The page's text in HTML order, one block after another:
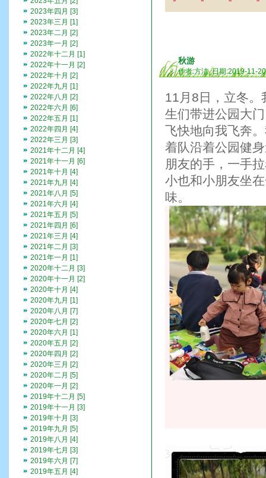
秋游
作者:方洁 日期:2019-11-20
11月8日，立冬。
生们带进公园大
飞快地向我飞奔
着队沿着公园健
朋友的手，一手
小也和小朋友坐
味。
2023年四月 [3]
2023年三月 [1]
2023年二月 [2]
2023年一月 [2]
2022年十二月 [1]
2022年十一月 [2]
2022年十月 [2]
2022年九月 [1]
2022年八月 [2]
2022年六月 [6]
2022年五月 [1]
2022年四月 [4]
2022年三月 [3]
2021年十二月 [4]
2021年十一月 [6]
2021年十月 [4]
2021年九月 [4]
2021年八月 [5]
2021年六月 [4]
2021年五月 [5]
2021年四月 [6]
2021年三月 [4]
2021年二月 [3]
2021年一月 [1]
2020年十二月 [3]
2020年十一月 [2]
2020年十月 [4]
2020年九月 [1]
2020年八月 [7]
2020年七月 [2]
2020年六月 [1]
2020年五月 [2]
2020年四月 [2]
2020年三月 [2]
2020年二月 [5]
2020年一月 [2]
2019年十二月 [5]
2019年十一月 [3]
2019年十月 [3]
2019年九月 [5]
2019年八月 [4]
2019年七月 [3]
2019年六月 [7]
2019年五月 [4]